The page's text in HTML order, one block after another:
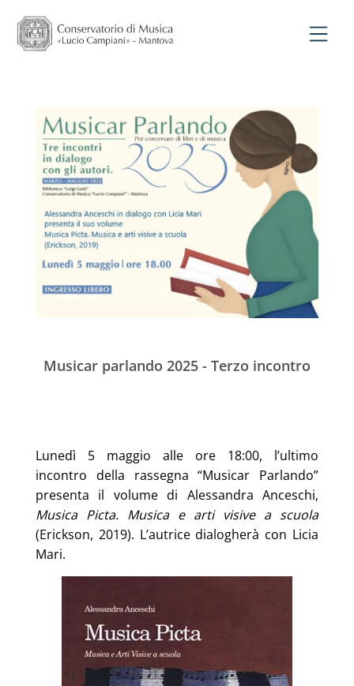
Musicar parlando 2025 - Terzo incontro
Lunedì 5 maggio alle ore 18:00, l’ultimo
incontro della rassegna “Musicar Parlando”
presenta il volume di Alessandra Anceschi,
Musica Picta. Musica e arti visive a scuola
(Erickson, 2019). L’autrice dialogherà con Licia
Mari.